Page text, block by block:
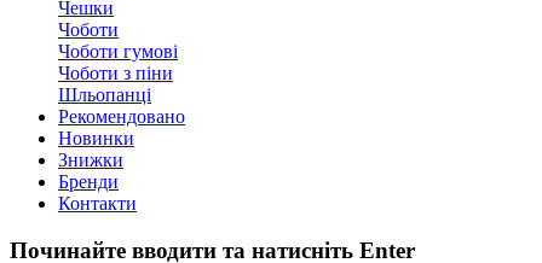
Чешки
Чоботи
Чоботи гумові
Чоботи з піни
Шльопанці
Рекомендовано
Новинки
Знижки
Бренди
Контакти
Починайте вводити та натиснiть Enter